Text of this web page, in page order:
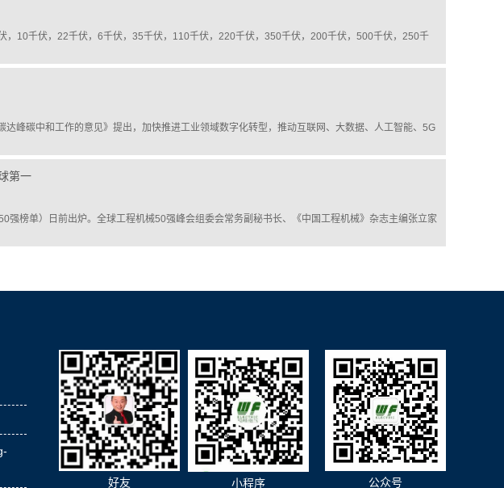
，10千伏，22千伏，6千伏，35千伏，110千伏，220千伏，350千伏，200千伏，500千伏，250千
峰碳中和工作的意见》提出，加快推进工业领域数字化转型，推动互联网、大数据、人工智能、5G
第一
榜单）日前出炉。全球工程机械50强峰会组委会常务副秘书长、《中国工程机械》杂志主编张立家
公众号
小程序
好友